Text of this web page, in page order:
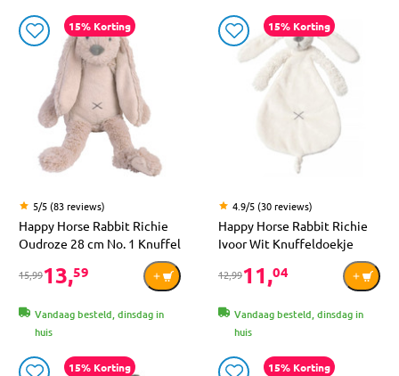
15% Korting
5/5 (83 reviews)
Happy Horse Rabbit Richie
Oudroze 28 cm No. 1 Knuffel
15,9913,59
Vandaag besteld, dinsdag in
huis
15% Korting
4.9/5 (30 reviews)
Happy Horse Rabbit Richie
Ivoor Wit Knuffeldoekje
12,9911,04
Vandaag besteld, dinsdag in
huis
15% Korting 15% Korting